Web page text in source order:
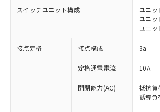
スイッチユニット構成
ユニッ
ユニッ
ユニッ
接点定格 接点構成 3a
定格通電電流 10A
開閉能力(AC)
抵抗負
誘導
※1 対応状況
対応済み：EU RoHS指令（10物
非含有に対応した製品が提供可能
対応予定：EU RoHS指令（10物質